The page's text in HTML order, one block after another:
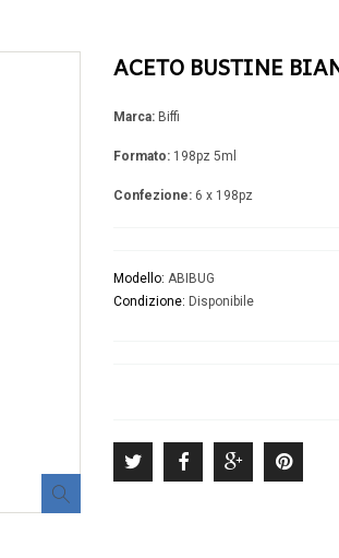
Pancette-Speck
Solubili
ACETO BUSTINE
Marca: Biffi
Formato: 198pz 5ml
Confezione: 6 x 198pz
Modello: ABIBUG
Condizione: Disponibile